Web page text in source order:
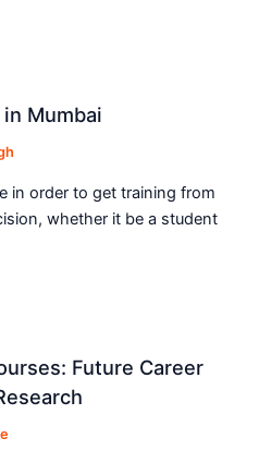
Mumbai
in order to get training from
whether it be a student
Future Career